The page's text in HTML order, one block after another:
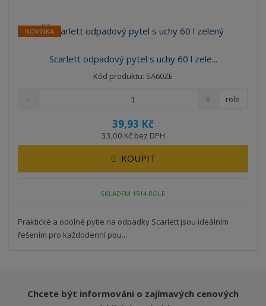
NOVINKA
Scarlett odpadový pytel s uchy 60 l zele...
Kód produktu: SA60ZE
39,93 Kč
33,00 Kč bez DPH
role
KOUPIT
SKLADEM 1514 ROLE
Praktické a odolné pytle na odpadky Scarlett jsou ideálním
řešením pro každodenní pou...
Chcete být informováni o zajímavých cenových